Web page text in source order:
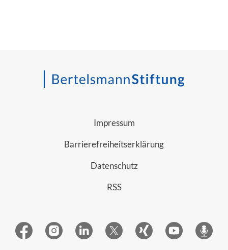
Impressum
Barrierefreiheitserklärung
Datenschutz
RSS